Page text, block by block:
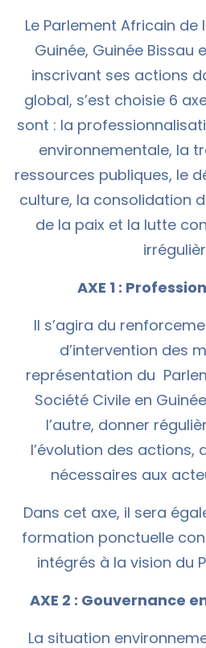
Le Parlement Africain de
Guinée, Guinée Bissau
inscrivant ses actions
global, s’est choisie 6
sont : la
environnementale, la
ressources publiques, le
culture, la consolidation
de la paix et la lutte
AXE 1 :
Il s’agira du
d’intervention des
représentation du
Société Civile en
l’autre, donner
l’évolution des actions,
nécessaires aux
Dans cet axe, il sera
formation ponctuelle
intégrés à la vision du
AXE 2 : Gouvernance
La situation